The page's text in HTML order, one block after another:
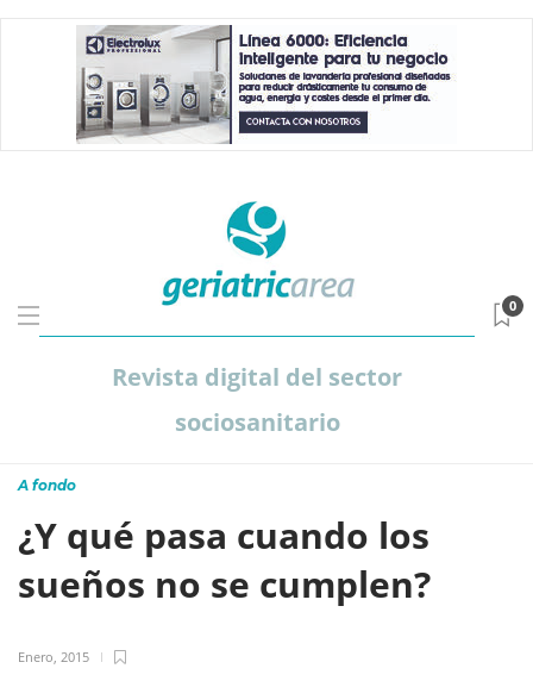
Revista digital del sector
sociosanitario
0
A fondo
¿Y qué pasa cuando los
sueños no se cumplen?
Enero, 2015